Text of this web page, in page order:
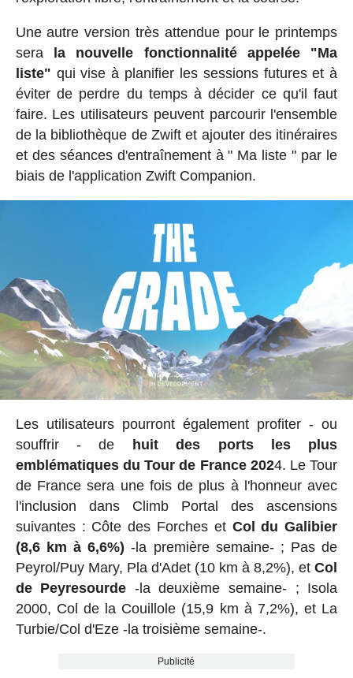
Une autre version très attendue pour le printemps
sera
la nouvelle fonctionnalité appelée "Ma
liste" qui vise à planifier les sessions futures et à
éviter de perdre du temps à décider ce qu'il faut
faire. Les utilisateurs peuvent parcourir l'ensemble
de la bibliothèque de Zwift et ajouter des itinéraires
et des séances d'entraînement à " Ma liste " par le
biais de l'application Zwift Companion.
Les utilisateurs pourront également profiter - ou
souffrir - de
huit des ports les plus
emblématiques du Tour de France 2024. Le Tour
de France sera une fois de plus à l'honneur avec
l'inclusion dans Climb Portal des ascensions
suivantes : Côte des Forches et Col du Galibier
(8,6 km à 6,6%) -la première semaine- ; Pas de
Peyrol/Puy Mary, Pla d'Adet (10 km à 8,2%), etCol
de Peyresourde -la deuxième semaine- ; Isola
2000, Col de la Couillole (15,9 km à 7,2%), et La
Turbie/Col d'Eze -la troisième semaine-.
Publicité